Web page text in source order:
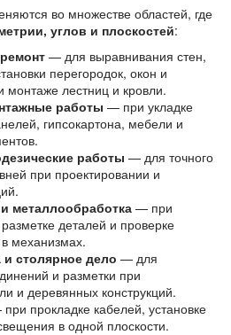
во множестве областей, где
углов и плоскостей:
— для выравнивания стен,
перегородок, окон и
монтаже лестниц и кровли.
работы — при укладке
гипсокартона, мебели и
работы — для точного
при проектировании и
металлообработка — при
деталей и проверке
в механизмах.
столярное дело — для
и разметки при
и деревянных конструкций.
прокладке кабелей, установке
в одной плоскости.